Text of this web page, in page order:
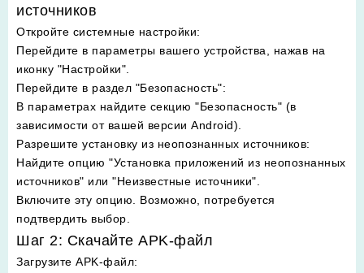
источников
Откройте системные настройки:
Перейдите в параметры вашего устройства, нажав на
иконку "Настройки".
Перейдите в раздел "Безопасность":
В параметрах найдите секцию "Безопасность" (в
зависимости от вашей версии Android).
Разрешите установку из неопознанных источников:
Найдите опцию "Установка приложений из неопознанных
источников" или "Неизвестные источники".
Включите эту опцию. Возможно, потребуется
подтвердить выбор.
Шаг 2: Скачайте APK-файл
Загрузите APK-файл: